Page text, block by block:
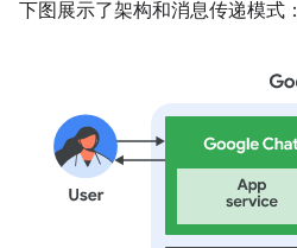
下图展示了架构和消息传递模式：